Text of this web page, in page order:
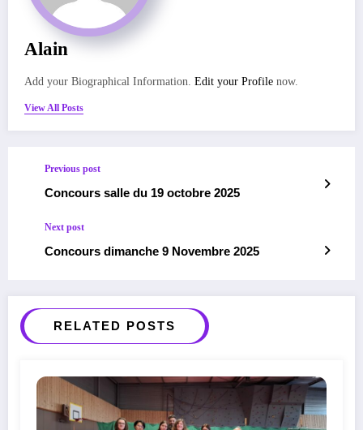
Alain
Add your Biographical Information. Edit your Profile now.
View All Posts
Previous post
Concours salle du 19 octobre 2025
Next post
Concours dimanche 9 Novembre 2025
RELATED POSTS